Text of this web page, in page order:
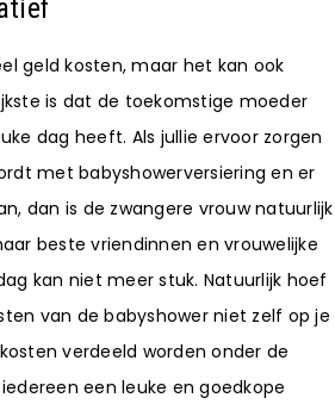
geld kosten, maar het kan ook
is dat de toekomstige moeder
dag heeft. Als jullie ervoor zorgen
met babyshowerversiering en er
dan is de zwangere vrouw natuurlijk
beste vriendinnen en vrouwelijke
kan niet meer stuk. Natuurlijk hoef
van de babyshower niet zelf op je
verdeeld worden onder de
een leuke en goedkope